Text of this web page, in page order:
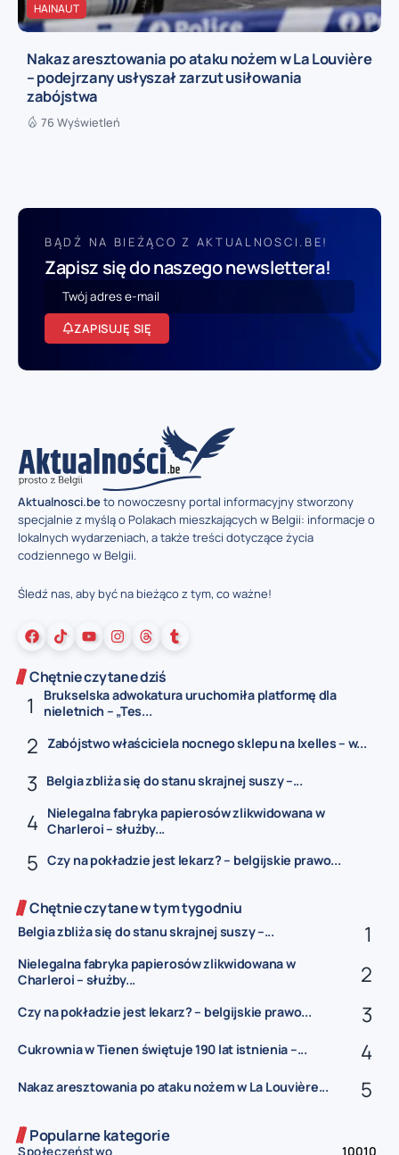
HAINAUT
Nakaz aresztowania po ataku nożem w La Louvière
– podejrzany usłyszał zarzut usiłowania
zabójstwa
76 Wyświetleń
BĄDŹ NA BIEŻĄCO Z AKTUALNOSCI.BE!
Zapisz się do naszego newslettera!
ZAPISUJĘ SIĘ
Aktualnosci.beto nowoczesny portal informacyjny stworzony
specjalnie z myślą o Polakach mieszkających w Belgii: informacje o
lokalnych wydarzeniach, a także treści dotyczące życia
codziennego w Belgii.
Śledź nas, aby być na bieżąco z tym, co ważne!
Chętnie czytane dziś
Brukselska adwokatura uruchomiła platformę dla
nieletnich – „Tes...
Zabójstwo właściciela nocnego sklepu na Ixelles – w...
Belgia zbliża się do stanu skrajnej suszy –...
Nielegalna fabryka papierosów zlikwidowana w
Charleroi – służby...
Czy na pokładzie jest lekarz? – belgijskie prawo...
Chętnie czytane w tym tygodniu
Belgia zbliża się do stanu skrajnej suszy –...
Nielegalna fabryka papierosów zlikwidowana w
Charleroi – służby...
Czy na pokładzie jest lekarz? – belgijskie prawo...
Cukrownia w Tienen świętuje 190 lat istnienia –...
Nakaz aresztowania po ataku nożem w La Louvière...
Popularne kategorie
Społeczeństwo 10010